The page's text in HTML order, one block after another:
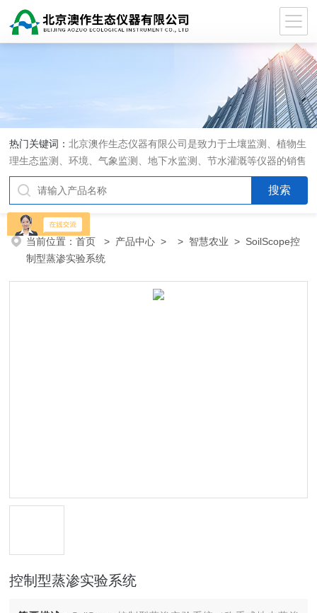
热门关键词：北京澳作生态仪器有限公司是致力于土壤监测、植物生
理生态监测、环境、气象监测、地下水监测、节水灌溉等仪器的销售
和系统集成的专业公司
当前位置：首页 > 产品中心 > > 智慧农业 > SoilScope控
制型蒸渗实验系统
控制型蒸渗实验系统